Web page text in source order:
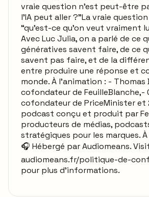
vraie question n’est peut-être
l’IA peut aller ?”La vraie
“qu’est-ce qu’on veut vraiment
Avec Luc Julia, on a parlé de ce
génératives savent faire, de ce
savent pas faire, et de la
entre produire une réponse et
monde. À l’animation : - Thomas
cofondateur de FeuilleBlanche,-
cofondateur de PriceMinister et
podcast conçu et produit par
producteurs de médias,
stratégiques pour les marques.
🎧 Hébergé par Audiomeans.
audiomeans.fr/politique-de-
pour plus d'informations.